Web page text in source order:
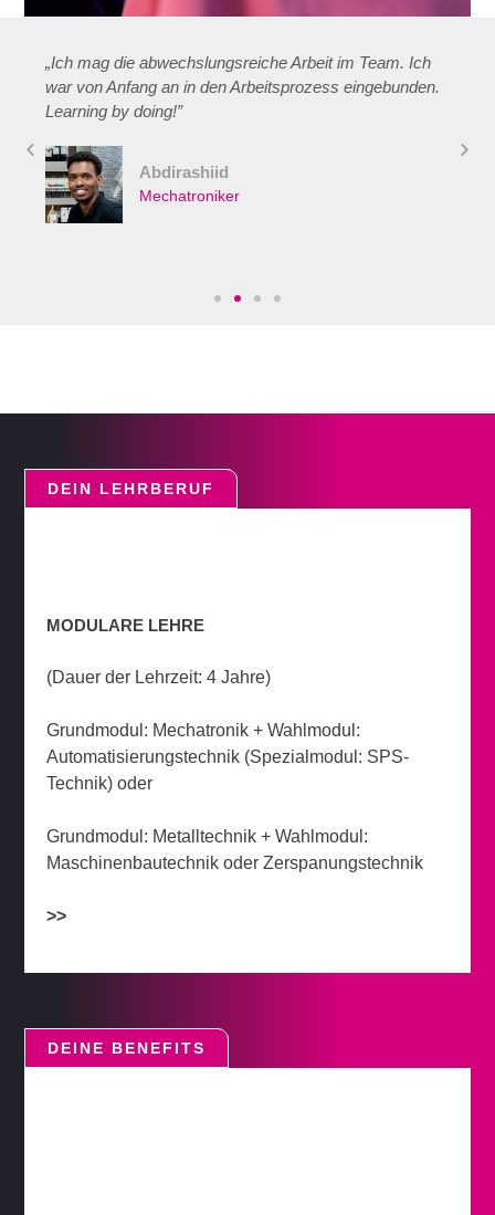
„Ich mag die abwechslungsreiche Arbeit im Team. Ich
war von Anfang an in den Arbeitsprozess eingebunden.
Learning by doing!”
Abdirashiid
Mechatroniker
DEIN LEHRBERUF
MODULARE LEHRE
(Dauer der Lehrzeit: 4 Jahre)
Grundmodul: Mechatronik + Wahlmodul:
Automatisierungstechnik (Spezialmodul: SPS-
Technik) oder
Grundmodul: Metalltechnik + Wahlmodul:
Maschinenbautechnik oder Zerspanungstechnik
>>
DEINE BENEFITS